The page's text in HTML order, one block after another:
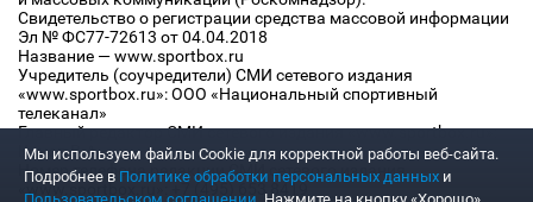
Свидетельство о регистрации средства массовой информации
Эл № ФС77-72613 от 04.04.2018
Название — www.sportbox.ru
Учредитель (соучредители) СМИ сетевого издания
«www.sportbox.ru»: ООО «Национальный спортивный
телеканал»
Главный редактор СМИ сетевого издания «www.sportbox.ru»:
Конов В.А.
Номер телефона редакции СМИ сетевого издания
«www.sportbox.ru»: +7 (495) 653 8419
Мы используем файлы Сookie для корректной работы веб-сайта.
Подробнее в Политике обработки персональных данных и